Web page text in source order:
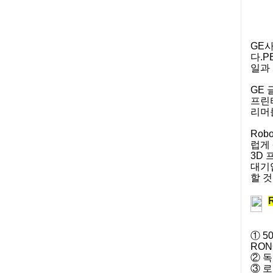
GE
다
일과
GE
프린
리머
럽게
3D
대기
할
①
② 독
③ 로